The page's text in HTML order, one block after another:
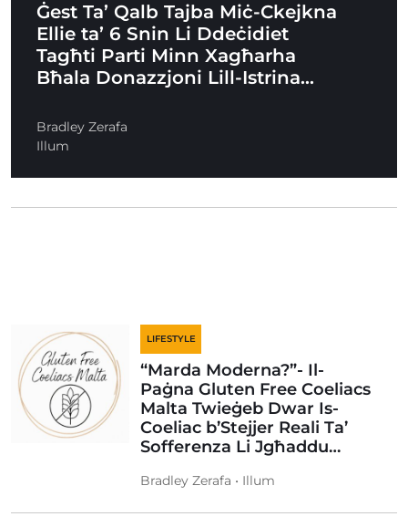
Ġest Ta’ Qalb Tajba Miċ-Ckejkna
Ellie ta’ 6 Snin Li Ddeċidiet
Tagħti Parti Minn Xagħarha
Bħala Donazzjoni Lill-Istrina…
Bradley Zerafa
Illum
LIFESTYLE
“Marda Moderna?”- Il-
Paġna Gluten Free Coeliacs
Malta Twieġeb Dwar Is-
Coeliac b’Stejjer Reali Ta’
Sofferenza Li Jgħaddu…
Bradley Zerafa • Illum